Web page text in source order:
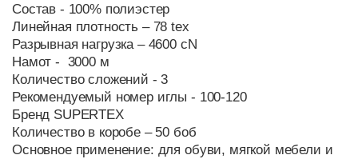
Состав - 100% полиэстер
Линейная плотность – 78 tex
Разрывная нагрузка – 4600 cN
Намот - 3000 м
Количество сложений - 3
Рекомендуемый номер иглы - 100-120
Бренд SUPERTEX
Количество в коробе – 50 боб
Основное применение: для обуви, мягкой мебели и